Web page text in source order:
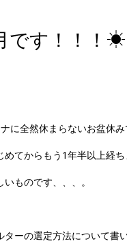
です！！！☀
に全然休まらないお盆休
てからもう1年半以上経ち
ものです、、、。
ターの選定方法について書